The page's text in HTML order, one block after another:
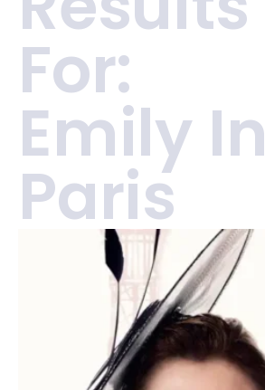
For:
Emily In
Paris